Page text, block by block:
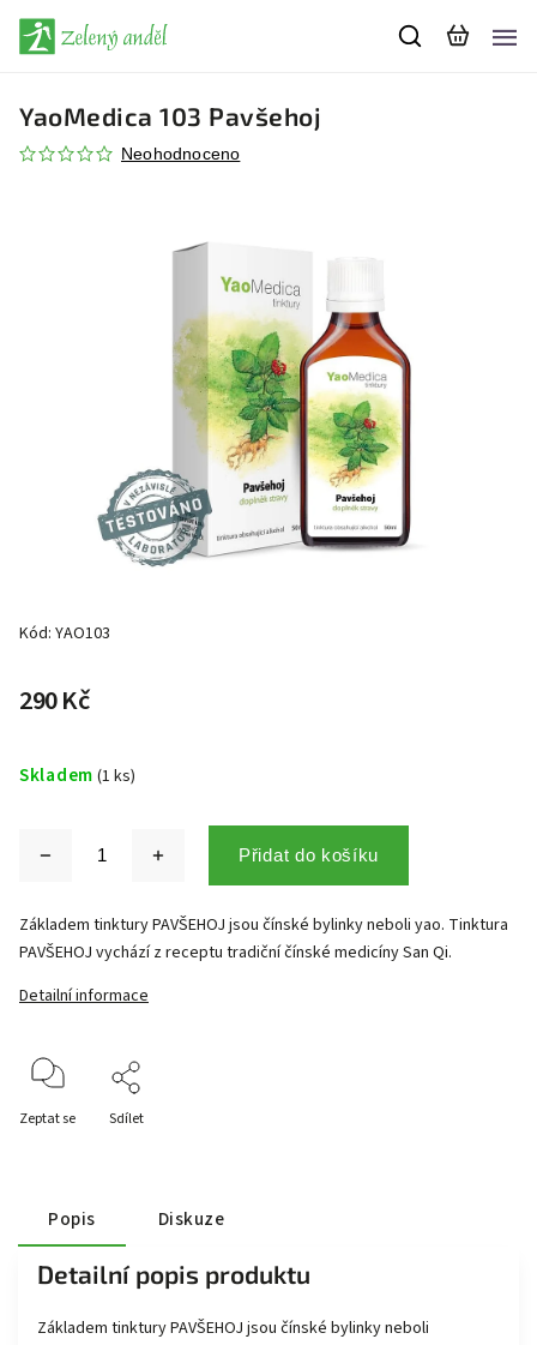
YaoMedica 103 Pavšehoj
Neohodnoceno
Kód: YAO103
290 Kč
Skladem (1 ks)
Přidat do košíku
Základem tinktury PAVŠEHOJ jsou čínské bylinky neboli yao. Tinktura
PAVŠEHOJ vychází z receptu tradiční čínské medicíny San Qi.
Detailní informace
Zeptat se Sdílet
Popis Diskuze
Detailní popis produktu
Základem tinktury PAVŠEHOJ jsou čínské bylinky neboli